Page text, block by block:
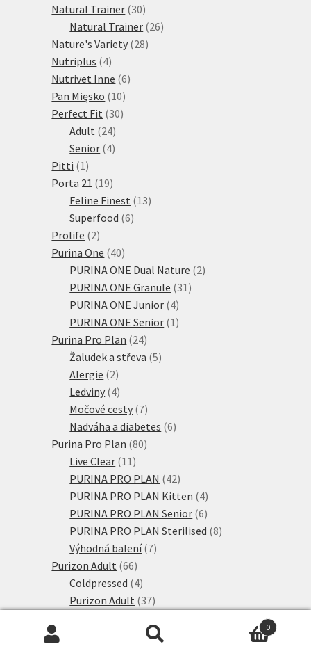
Natural Trainer 3030
produktů
Natural Trainer 2626
Nature's Variety 2828
Nutriplus 44
produkty
Nutrivet Inne 66
Pan Mięsko 1010
produktů
Perfect Fit 3030
Adult 2424
produktů
Senior 44
Pitti 1 1
produkt
Porta 21 1919
produktů
Feline Finest 1313
Superfood 66
Prolife 22
produkty
Purina One 4040
produktů
PURINA ONE Dual Nature 22
PURINA ONE Granule 31 31
PURINA ONE Junior 44
produkty
PURINA ONE Senior 1 1
Purina Pro Plan 2424
produktů
Žaludek a střeva 55
Alergie 22
produkty
Ledviny 44
produkty
Močové cesty 77
produktů
Nadváha a diabetes 66
Purina Pro Plan 8080
Live Clear 11 11
produktů
PURINA PRO PLAN 4242
produktů
PURINA PRO PLAN Kitten 44
produkty
PURINA PRO PLAN Senior 66
produktů
PURINA PRO PLAN Sterilised 88
Výhodná balení 77
Purizon Adult 6666
produktů
Coldpressed 44
produkty
Purizon Adult 3737
produkty
11
0